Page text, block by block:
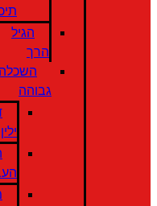
הגיל
הרך
השכלה
גבוהה
ילין